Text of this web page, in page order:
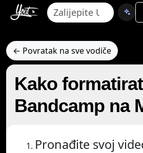
← Povratak na sve vodiče
Kako
Bandcamp na
Pronađite svoj